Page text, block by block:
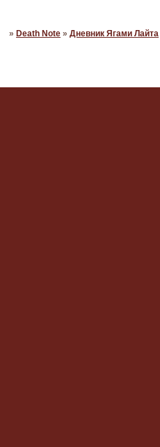
»Death Note »Дневник Ягами Лайта